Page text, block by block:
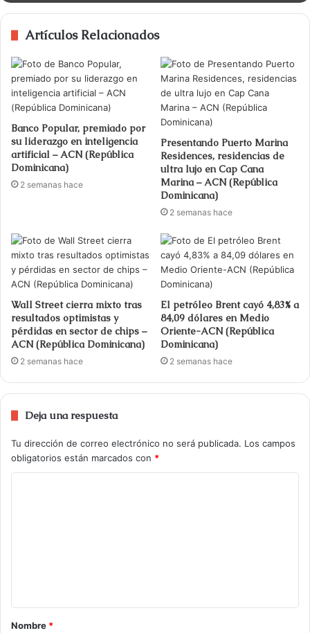
Artículos Relacionados
Banco Popular, premiado por
su liderazgo en inteligencia
artificial – ACN (República
Dominicana)
2 semanas hace
Presentando Puerto Marina
Residences, residencias de
ultra lujo en Cap Cana
Marina – ACN (República
Dominicana)
2 semanas hace
Wall Street cierra mixto tras
resultados optimistas y
pérdidas en sector de chips –
ACN (República Dominicana)
2 semanas hace
El petróleo Brent cayó 4,83% a
84,09 dólares en Medio
Oriente-ACN (República
Dominicana)
2 semanas hace
Deja una respuesta
Tu dirección de correo electrónico no será publicada. Los campos
obligatorios están marcados con *
Nombre *